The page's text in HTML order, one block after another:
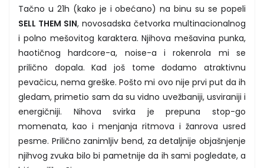
Tačno u 21h (kako je i obećano) na binu su se popeli
SELL THEM SIN, novosadska četvorka multinacionalnog
i polno mešovitog karaktera. Njihova mešavina punka,
haotičnog hardcore-a, noise-a i rokenrola mi se
prilično dopala. Kad još tome dodamo atraktivnu
pevačicu, nema greške. Pošto mi ovo nije prvi put da ih
gledam, primetio sam da su vidno uvežbaniji, usviraniji i
energičniji. Nihova svirka je prepuna stop-go
momenata, kao i menjanja ritmova i žanrova usred
pesme. Prilično zanimljiv bend, za detaljnije objašnjenje
njihvog zvuka bilo bi pametnije da ih sami pogledate, a